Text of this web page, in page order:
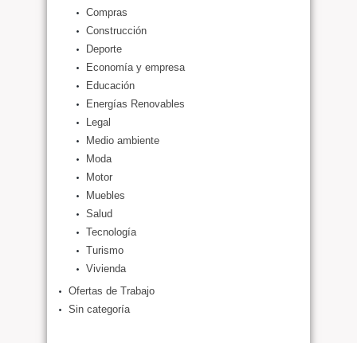
Compras
Construcción
Deporte
Economía y empresa
Educación
Energías Renovables
Legal
Medio ambiente
Moda
Motor
Muebles
Salud
Tecnología
Turismo
Vivienda
Ofertas de Trabajo
Sin categoría